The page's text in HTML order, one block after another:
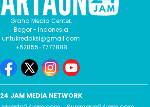
Graha Media Center,
Bogor - Indonesia
untukredaksi@gmail.com
+62855-7777888
24 JAM MEDIA NETWORK